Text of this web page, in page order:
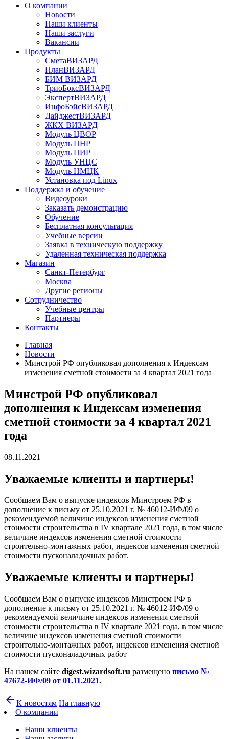
О компании
Новости
Наши клиенты
Наши заслуги
Вакансии
Продукты
СметаВИЗАРД
ПланВИЗАРД
БИМ ВИЗАРД
ТриоБоксВИЗАРД
ЭкспертВИЗАРД
ИнфоБэйсВИЗАРД
ДайджестВИЗАРД
ЖКХ ВИЗАРД
Модуль ЦВОР
Модуль ПНР
Модуль ПИР
Модуль УНЦС
Модуль НМЦК
Установка под Linux
Поддержка и обучение
Видеоуроки
Заказать демонстрацию
Обучение
Бесплатная консультация
Учебные версии
Заявка в техническую поддержку
Удаленная техническая поддержка
Магазин
Санкт-Петербург
Москва
Другие регионы
Сотрудничество
Учебные центры
Партнеры
Контакты
Главная
Новости
Минстрой РФ опубликовал дополнения к Индексам
изменения сметной стоимости за 4 квартал 2021 года
Минстрой РФ опубликовал
дополнения к Индексам изменения
сметной стоимости за 4 квартал 2021
года
08.11.2021
Уважаемые клиенты и партнеры!
Сообщаем Вам о выпуске индексов Минстроем РФ в
дополнение к письму от 25.10.2021 г. № 46012-ИФ/09 о
рекомендуемой величине индексов изменения сметной
стоимости строительства в IV квартале 2021 года, в том числе
величине индексов изменения сметной стоимости
строительно-монтажных работ, индексов изменения сметной
стоимости пусконаладочных работ.
Уважаемые клиенты и партнеры!
Сообщаем Вам о выпуске индексов Минстроем РФ в
дополнение к письму от 25.10.2021 г. № 46012-ИФ/09 о
рекомендуемой величине индексов изменения сметной
стоимости строительства в IV квартале 2021 года, в том числе
величине индексов изменения сметной стоимости
строительно-монтажных работ, индексов изменения сметной
стоимости пусконаладочных работ
На нашем сайте digest.wizardsoft.ru размещено письмо №
47672-ИФ/09 от 01.11.2021.
arrow_back К новостям На главную
О компании
Наши клиенты